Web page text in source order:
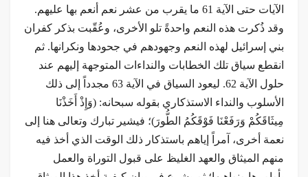
الآيات حتى الآية 61 ما يقرب من عشر نعم أنعم بها عليهم.
وقد ذُكرت هذه النعم واحدةً تلو الأخرى، وعُقّبت بذكر كفران
بني إسرائيل لهذه النعم وجهودهم في جحودها ونكرانها. ثم
انقطع سياق تلك الخطابات والنداءات المتوجهة إليهم عند
حلول الآية 62. ليعود السياق في الآية 63 مجدداً إلى ذلك
الأسلوب والنداء الاستذكاري بقوله سبحانه: (وَإِذْ أَخَذْنَا
مِيثَاقَكُمْ وَرَفَعْنَا فَوْقَكُمُ الطُّورَ)؛ فيشير تبارك وتعالى هنا إلى
نعمة أخرى، آمراً إياهم باستذكار ذلك الوقت الذي أخذ فيه
منهم الميثاق والعهد الغليظ على قبول التوراة والعمل